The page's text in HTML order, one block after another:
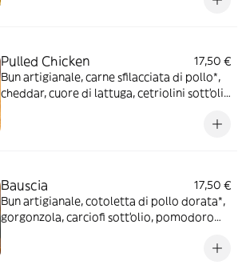
Pulled Chicken
17,50 €
Bun artigianale, carne sfilacciata di pollo*,
cheddar, cuore di lattuga, cetriolini sott’olio
Bauscia
17,50 €
Bun artigianale, cotoletta di pollo dorata*,
gorgonzola, carciofi sott’olio, pomodoro